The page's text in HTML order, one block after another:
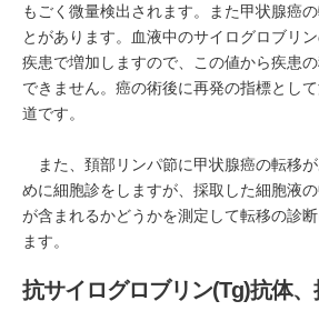
もごく微量検出されます。また甲状腺癌
とがあります。血液中のサイログロブリ
疾患で増加しますので、この値から疾患
できません。癌の術後に再発の指標とし
道です。
また、頚部リンパ節に甲状腺癌の転移
めに細胞診をしますが、採取した細胞液
が含まれるかどうかを測定して転移の診
ます。
抗サイログロブリン(Tg)抗体